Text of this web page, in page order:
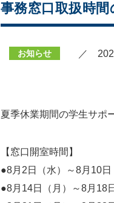
事務窓口取扱時間
お知らせ ／
夏季休業期間の学生サポ
【窓口開室時間】
●8月2日（水）～8月10
●8月14日（月）～8月18